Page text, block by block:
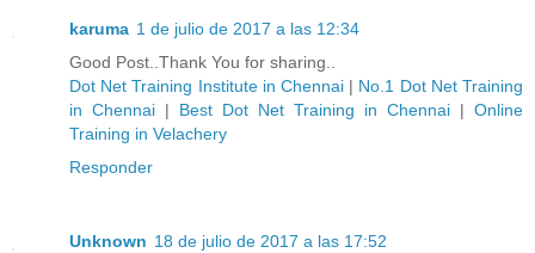
karuma 1 de julio de 2017 a las 12:34
Good Post..Thank You for sharing..
Dot Net Training Institute in Chennai | No.1 Dot Net Training
in Chennai | Best Dot Net Training in Chennai | Online
Training in Velachery
Responder
Unknown 18 de julio de 2017 a las 17:52